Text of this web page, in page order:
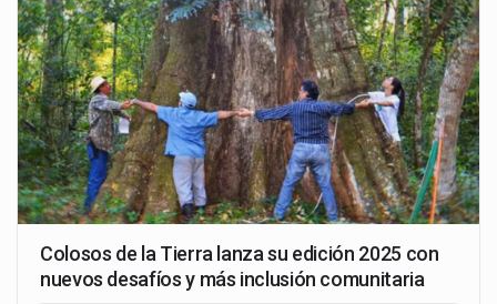
Colosos de la Tierra lanza su edición 2025 con
nuevos desafíos y más inclusión comunitaria